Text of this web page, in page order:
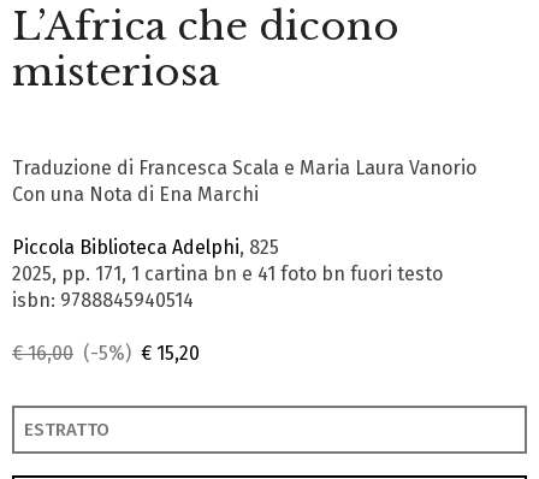
L’Africa che dicono
misteriosa
Traduzione di Francesca Scala e Maria Laura Vanorio
Con una Nota di Ena Marchi
Piccola Biblioteca Adelphi, 825
2025, pp. 171, 1 cartina bn e 41 foto bn fuori testo
isbn: 9788845940514
€ 16,00 (-5%) € 15,20
ESTRATTO